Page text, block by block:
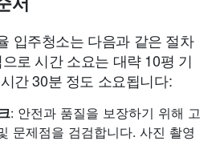
입주청소는 다음과 같은 절차
로 시간 소요는 대략 10평 기
간 30분 정도 소요됩니다:
: 안전과 품질을 보장하기 위해 고
문제점을 검검합니다. 사진 촬영